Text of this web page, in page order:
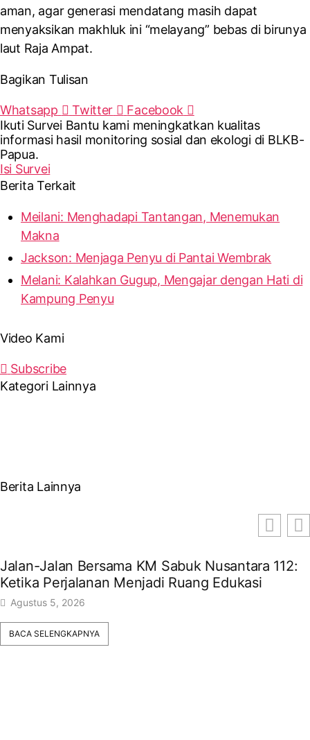
aman, agar generasi mendatang masih dapat
menyaksikan makhluk ini “melayang” bebas di birunya
laut Raja Ampat.
Bagikan Tulisan
Whatsapp Twitter
Facebook
Ikuti Survei Bantu kami meningkatkan kualitas
informasi hasil monitoring sosial dan ekologi di BLKB-
Papua.
Isi Survei
Berita Terkait
Meilani: Menghadapi Tantangan, Menemukan
Makna
Jackson: Menjaga Penyu di Pantai Wembrak
Melani: Kalahkan Gugup, Mengajar dengan Hati di
Kampung Penyu
Video Kami
Subscribe
Kategori Lainnya
Berita Lainnya
Jalan-Jalan Bersama KM Sabuk Nusantara 112:
Ketika Perjalanan Menjadi Ruang Edukasi ​
Agustus 5, 2026
BACA SELENGKAPNYA